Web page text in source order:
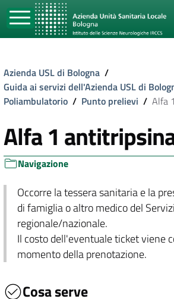
Azienda USL di Bologna /
Guida ai servizi dell'Azienda USL di
Poliambulatorio / Punto prelievi / Alfa
Alfa 1
Navigazione
Occorre la tessera sanitaria e la
di famiglia o altro medico del
regionale/nazionale.
Il costo dell'eventuale ticket viene
momento della prenotazione.
Cosa serve